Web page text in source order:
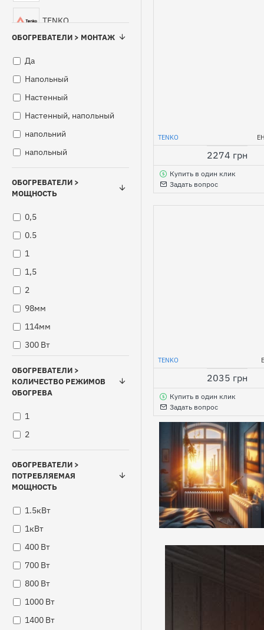
TENKO
ОПТИМАКС
ОБОГРЕВАТЕЛИ > МОНТАЖ
Да
Напольный
Настенный
Настенный, напольный
напольний
напольный
ОБОГРЕВАТЕЛИ >
МОЩНОСТЬ
0,5
0.5
1
1,5
2
98мм
114мм
300 Вт
360 Вт
400 Вт
430 Вт
500 Вт
500 ватт
525 Вт
550 Вт
600 Вт
650 Вт
700 Вт
720 Вт
750 Вт
ОБОГРЕВАТЕЛИ >
КОЛИЧЕСТВО РЕЖИМОВ
ОБОГРЕВА
1
2
ОБОГРЕВАТЕЛИ >
ПОТРЕБЛЯЕМАЯ
МОЩНОСТЬ
1.5кВт
1кВт
400 Вт
700 Вт
800 Вт
1000 Вт
1400 Вт
TENKO
2274 грн
Купить в один клик
Задать вопрос
TENKO
2035 грн
Купить в один клик
Задать вопрос